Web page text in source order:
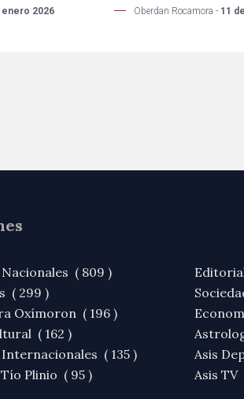
enero 2026 Oberdan Rocamora - 11
( 809 )
( 299 )
Oxímoron ( 196 )
( 162 )
( 135 )
Plinio ( 95 )
Asis
Asis TV